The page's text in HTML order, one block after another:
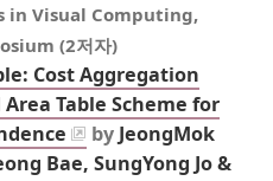
in Visual Computing,
(2저자)
Cost Aggregation
Table Scheme for
by JeongMok
Bae, SungYong Jo &